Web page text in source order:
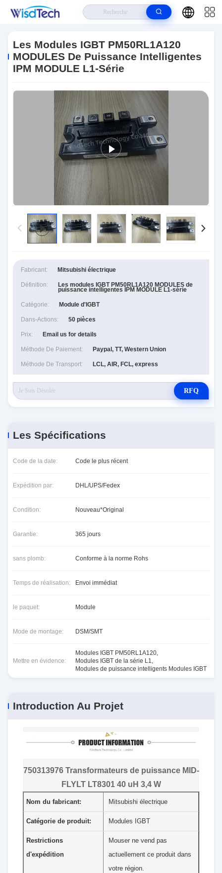
PM50RL1A120 MODULES De Puissance Intelligentes IPM MODULE L1-
Série
Les Modules IGBT PM50RL1A120
MODULES De Puissance Intelligentes
IPM MODULE L1-Série
Fabricant: Mitsubishi électrique
Définition: Les modules IGBT PM50RL1A120 MODULES de
puissance intelligentes IPM MODULE L1-série
Catégorie: Module d'IGBT
Dans-Actions: 50 pièces
Prix: Email us for details
Méthode De Paiement: Paypal, TT, Western Union
Méthode De Transport: LCL, AIR, FCL, express
RFQ
Les Spécifications
Code de la date: Code le plus récent
Expédition par: DHL/UPS/Fedex
Condition: Nouveau*Original
Garantie: 365 jours
sans plomb: Conforme à la norme Rohs
Temps de réalisation: Envoi immédiat
le paquet: Module
Mode de montage: DSM/SMT
Mettre en évidence:
Modules IGBT PM50RL1A120,
Modules IGBT de la série L1,
Modules de puissance intelligents Modules IGBT
Introduction Au Projet
750313976 Transformateurs de puissance MID-
FLYLT LT8301 40 uH 3,4 W
Nom du fabricant: Mitsubishi électrique
Catégorie de produit: Modules IGBT
Restrictions
d'expédition
Mouser ne vend pas
actuellement ce produit dans
votre région.